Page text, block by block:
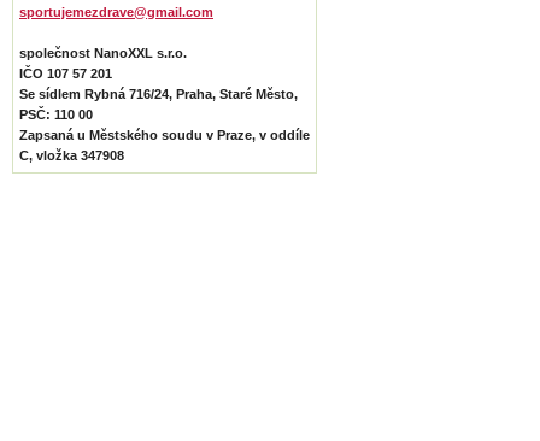
sportujemezdrave@gmail.com
společnost NanoXXL s.r.o.
IČO 107 57 201
Se sídlem Rybná 716/24, Praha, Staré Město,
PSČ: 110 00
Zapsaná u Městského soudu v Praze, v oddíle
C, vložka 347908